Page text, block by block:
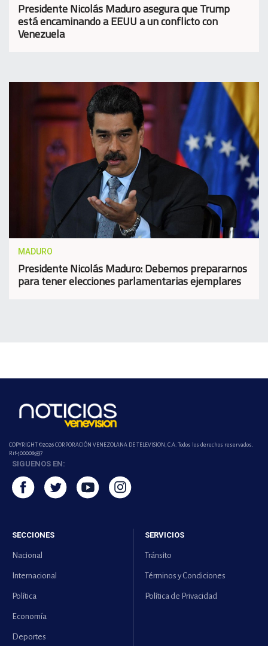
Presidente Nicolás Maduro asegura que Trump
está encaminando a EEUU a un conflicto con
Venezuela
MADURO
Presidente Nicolás Maduro: Debemos prepararnos
para tener elecciones parlamentarias ejemplares
COPYRIGHT ©2026 CORPORACIÓN VENEZOLANA DE TELEVISION, C.A. Todos los derechos reservados.
Rif-j000089337
SIGUENOS EN:
SECCIONES
Nacional
Internacional
Política
Economía
Deportes
SERVICIOS
Tránsito
Términos y Condiciones
Política de Privacidad